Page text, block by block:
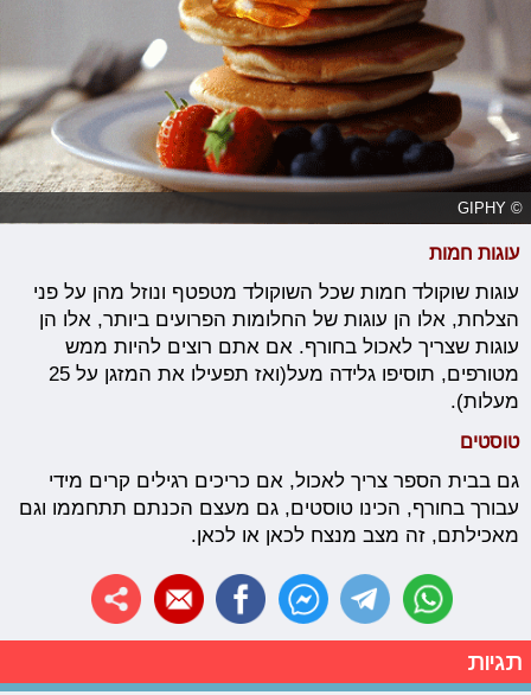
© GIPHY
עוגות חמות
עוגות שוקולד חמות שכל השוקולד מטפטף ונוזל מהן על פני
הצלחת, אלו הן עוגות של החלומות הפרועים ביותר, אלו הן
עוגות שצריך לאכול בחורף. אם אתם רוצים להיות ממש
מטורפים, תוסיפו גלידה מעל(ואז תפעילו את המזגן על 25
מעלות).
טוסטים
גם בבית הספר צריך לאכול, אם כריכים רגילים קרים מידי
עבורך בחורף, הכינו טוסטים, גם מעצם הכנתם תתחממו וגם
מאכילתם, זה מצב מנצח לכאן או לכאן.
תגיות